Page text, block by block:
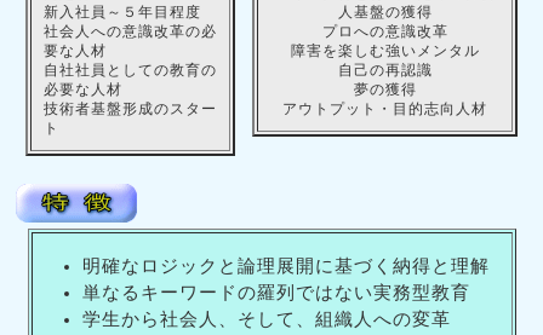
新入社員～５年目程度
社会人への意識改革の必
要な人材
自社社員としての教育の
必要な人材
技術者基盤形成のスター
ト
人基盤の獲得
プロへの意識改革
障害を楽しむ強いメンタル
自己の再認識
夢の獲得
アウトプット・目的志向人材
明確なロジックと論理展開に基づく納得と理解
単なるキーワードの羅列ではない実務型教育
学生から社会人、そして、組織人への変革